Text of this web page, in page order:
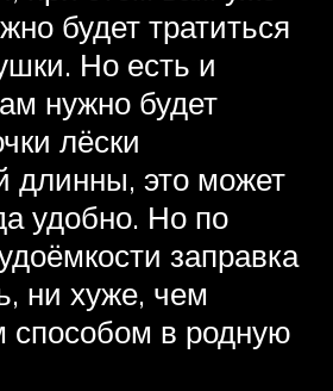
будет тратиться
Но есть и
нужно будет
лёски
длинны, это может
удобно. Но по
заправка
ни хуже, чем
способом в родную